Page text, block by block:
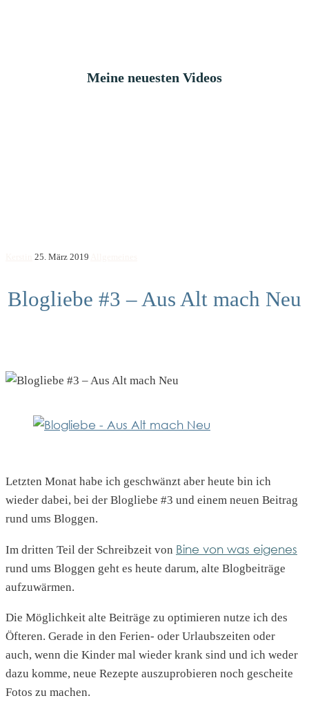
Meine neuesten Videos
25. März 2019
Blogliebe #3 – Aus Alt mach Neu
Letzten Monat habe ich geschwänzt aber heute bin ich
wieder dabei, bei der Blogliebe #3 und einem neuen Beitrag
rund ums Bloggen.
Im dritten Teil der Schreibzeit von Bine von was eigenes
rund ums Bloggen geht es heute darum, alte Blogbeiträge
aufzuwärmen.
Die Möglichkeit alte Beiträge zu optimieren nutze ich des
Öfteren. Gerade in den Ferien- oder Urlaubszeiten oder
auch, wenn die Kinder mal wieder krank sind und ich weder
dazu komme, neue Rezepte auszuprobieren noch gescheite
Fotos zu machen.